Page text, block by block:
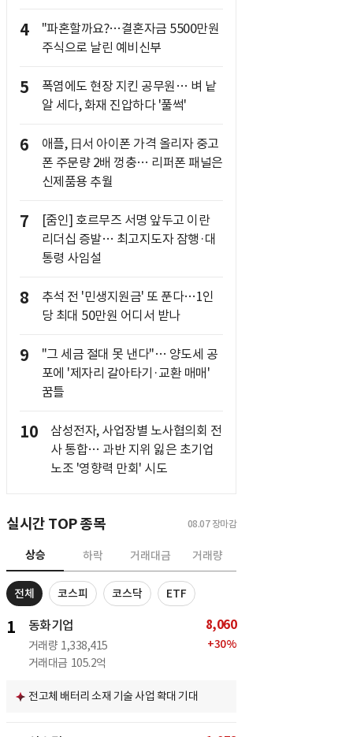
4
"파혼할까요?…결혼자금 5500만원
주식으로 날린 예비신부
5
폭염에도 현장 지킨 공무원… 벼 낱
알 세다, 화재 진압하다 '풀썩'
6
애플, 日서 아이폰 가격 올리자 중고
폰 주문량 2배 껑충… 리퍼폰 패널은
신제품용 추월
7
[줌인] 호르무즈 서명 앞두고 이란
리더십 증발… 최고지도자 잠행·대
통령 사임설
8
추석 전 '민생지원금' 또 푼다…1인
당 최대 50만원 어디서 받나
9
"그 세금 절대 못 낸다"… 양도세 공
포에 '제자리 갈아타기·교환 매매'
꿈틀
10
삼성전자, 사업장별 노사협의회 전
사 통합… 과반 지위 잃은 초기업
노조 '영향력 만회' 시도
실시간 TOP 종목 08.07 장마감
상승 하락 거래대금 거래량
전체 코스피 코스닥 ETF
1 동화기업
거래량 1,338,415
거래대금 105.2억
8,060
+30%
전고체 배터리 소재 기술 사업 확대 기대